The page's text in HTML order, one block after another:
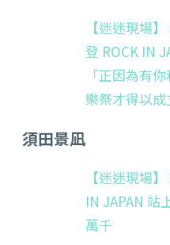
【迷迷現場
登 ROCK IN
「正因為有
樂祭才得以成
須田景凪
【迷迷現場
IN JAPAN 站
萬千